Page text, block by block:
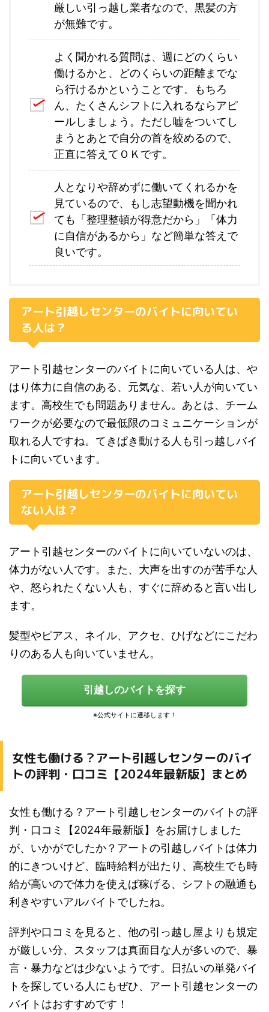
厳しい引っ越し業者なので、黒髪の方
が無難です。
よく聞かれる質問は、週にどのくらい
働けるかと、どのくらいの距離までな
ら行けるかということです。もちろ
ん、たくさんシフトに入れるならアピ
ールしましょう。ただし嘘をついてし
まうとあとで自分の首を絞めるので、
正直に答えてＯＫです。
人となりや辞めずに働いてくれるかを
見ているので、もし志望動機を聞かれ
ても「整理整頓が得意だから」「体力
に自信があるから」など簡単な答えで
良いです。
アート引越しセンターのバイトに向いてい
る人は？
アート引越センターのバイトに向いている人は、や
はり体力に自信のある、元気な、若い人が向いてい
ます。高校生でも問題ありません。あとは、チーム
ワークが必要なので最低限のコミュニケーションが
取れる人ですね。てきぱき動ける人も引っ越しバイ
トに向いています。
アート引越しセンターのバイトに向いてい
ない人は？
アート引越センターのバイトに向いていないのは、
体力がない人です。また、大声を出すのが苦手な人
や、怒られたくない人も、すぐに辞めると言い出し
ます。
髪型やピアス、ネイル、アクセ、ひげなどにこだわ
りのある人も向いていません。
引越しのバイトを探す
女性も働ける？アート引越しセンターのバイ
トの評判・口コミ【2024年最新版】まとめ
女性も働ける？アート引越しセンターのバイトの評
判・口コミ【2024年最新版】をお届けしました
が、いかがでしたか？アートの引越しバイトは体力
的にきついけど、臨時給料が出たり、高校生でも時
給が高いので体力を使えば稼げる、シフトの融通も
利きやすいアルバイトでしたね。
評判や口コミを見ると、他の引っ越し屋よりも規定
が厳しい分、スタッフは真面目な人が多いので、暴
言・暴力などは少ないようです。日払いの単発バイ
トを探している人にもぜひ、アート引越センターの
バイトはおすすめです！